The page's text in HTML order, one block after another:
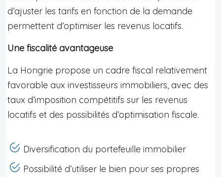
d’ajuster les tarifs en fonction de la demande
permettent d’optimiser les revenus locatifs.
Une fiscalité avantageuse
La Hongrie propose un cadre fiscal relativement
favorable aux investisseurs immobiliers, avec des
taux d’imposition compétitifs sur les revenus
locatifs et des possibilités d’optimisation fiscale.
Diversification du portefeuille immobilier
Possibilité d’utiliser le bien pour ses propres